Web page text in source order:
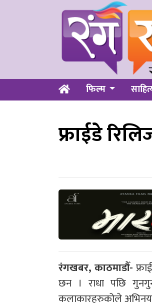
फिल्म
फ्राईडे
रंगखबर, काठमाडौँ-
छन । राधा पछि
कलाकारहरुकोले